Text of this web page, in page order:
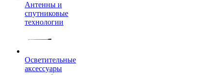
Антенны и
спутниковые
технологии
Осветительные
аксессуары